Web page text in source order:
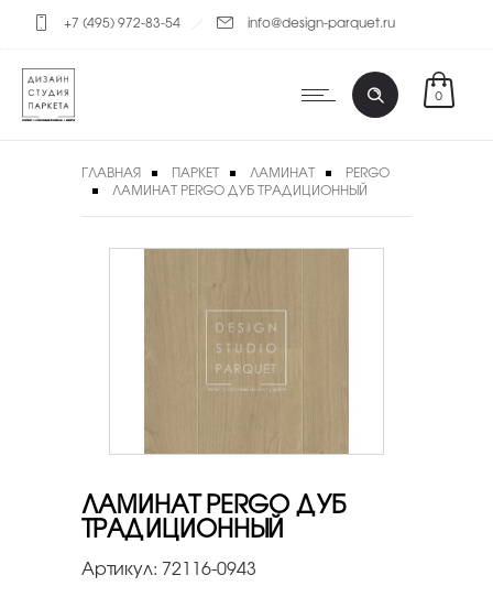
+7 (495) 972-83-54 info@design-parquet.ru
0
ГЛАВНАЯ ПАРКЕТ ЛАМИНАТ
PERGO
ЛАМИНАТ PERGO ДУБ ТРАДИЦИОННЫЙ
ЛАМИНАТ PERGO ДУБ
ТРАДИЦИОННЫЙ
Артикул: 72116-0943